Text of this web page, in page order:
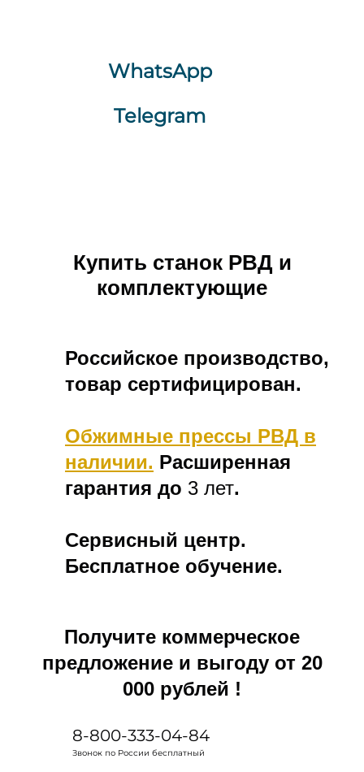
Telegram
WhatsApp
Купить станок РВД и
комплектующие
Звонок по России бесплатный
8-800-333-04-84
Российское производство,
товар сертифицирован.
Обжимные прессы РВД в
наличии. Расширенная
гарантия до 3 лет.
Сервисный центр.
Бесплатное обучение.
Получите коммерческое
предложение и выгоду от 20
000 рублей !